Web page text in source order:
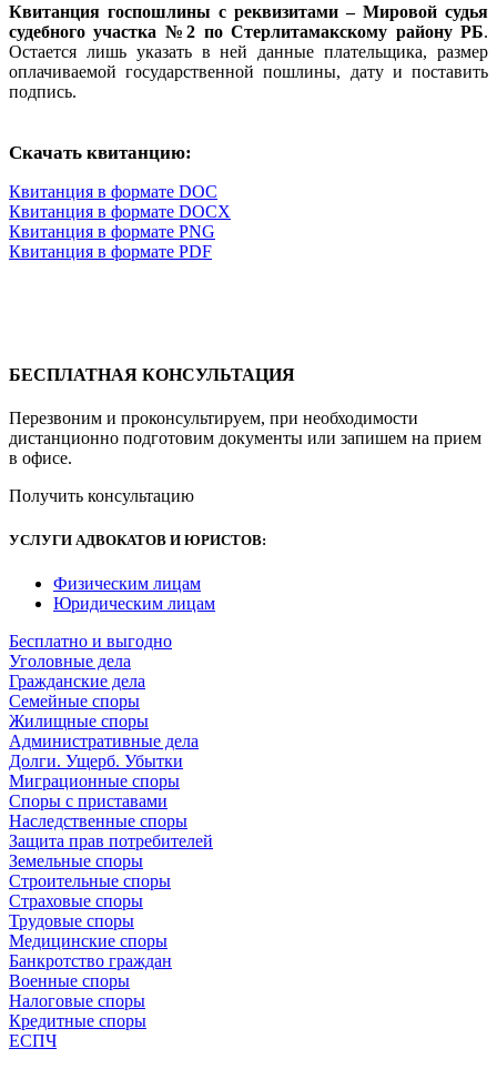
Квитанция госпошлины с реквизитами – Мировой судья
судебного участка №2 по Стерлитамакскому району РБ.
Остается лишь указать в ней данные плательщика, размер
оплачиваемой государственной пошлины, дату и поставить
подпись.
Скачать квитанцию:
Квитанция в формате DOC
Квитанция в формате DOCX
Квитанция в формате PNG
Квитанция в формате PDF
БЕСПЛАТНАЯ КОНСУЛЬТАЦИЯ
Перезвоним и проконсультируем, при необходимости
дистанционно подготовим документы или запишем на прием
в офисе.
Получить консультацию
УСЛУГИ АДВОКАТОВ И ЮРИСТОВ:
Физическим лицам
Юридическим лицам
Бесплатно и выгодно
Уголовные дела
Гражданские дела
Семейные споры
Жилищные споры
Административные дела
Долги. Ущерб. Убытки
Миграционные споры
Споры с приставами
Наследственные споры
Защита прав потребителей
Земельные споры
Строительные споры
Страховые споры
Трудовые споры
Медицинские споры
Банкротство граждан
Военные споры
Налоговые споры
Кредитные споры
ЕСПЧ